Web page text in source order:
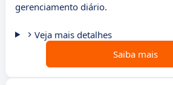
gerenciamento diário.
Veja mais detalhes
Saiba mais